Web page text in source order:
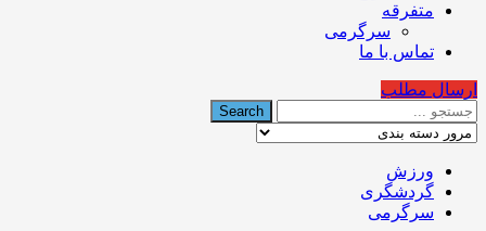
متفرقه
سرگرمی
تماس با ما
ارسال مطلب
ورزش
گردشگری
سرگرمی